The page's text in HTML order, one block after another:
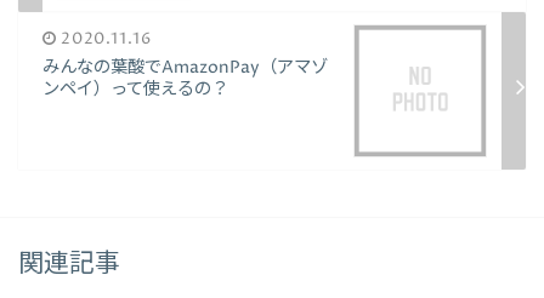
2020.11.16
みんなの葉酸でAmazonPay（アマゾ
ンペイ）って使えるの？
関連記事